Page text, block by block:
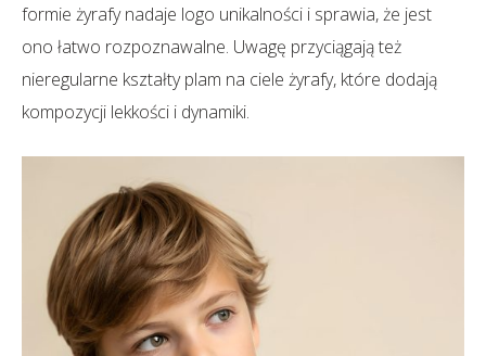
formie żyrafy nadaje logo unikalności i sprawia, że jest
ono łatwo rozpoznawalne. Uwagę przyciągają też
nieregularne kształty plam na ciele żyrafy, które dodają
kompozycji lekkości i dynamiki.